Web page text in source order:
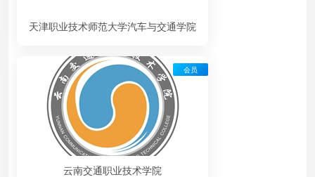
天津职业技术师范大学汽车与交通学院
云南交通职业技术学院
会员